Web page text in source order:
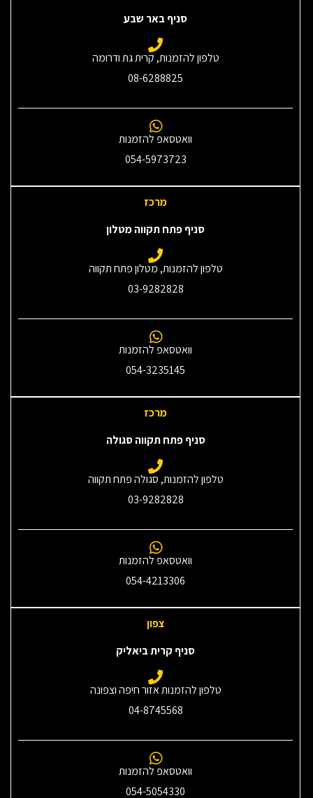
סניף באר שבע
טלפון להזמנות, קרית גת ודרומה
08-6288825
וואטסאפ להזמנות
054-5973723
מרכז
סניף פתח תקווה מטלון
טלפון להזמנות, מטלון פתח תקווה
03-9282828
וואטסאפ להזמנות
054-3235145‎
מרכז
סניף פתח תקווה סגולה
טלפון להזמנות, סגולה פתח תקווה
03-9282828
וואטסאפ להזמנות
054-4213306
צפון
סניף קרית ביאליק
טלפון להזמנות אזור חיפה וצפונה
04-8745568
וואטסאפ להזמנות
054-5054330